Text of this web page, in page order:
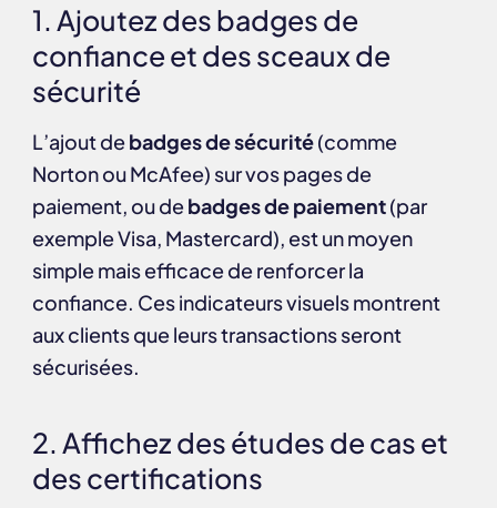
1. Ajoutez des badges de
confiance et des sceaux de
sécurité
L’ajout debadges de sécurité(comme
NortonouMcAfee) sur vos pages de
paiement, ou debadges de paiement(par
exempleVisa, Mastercard), est un moyen
simple mais efficace de renforcer la
confiance. Ces indicateurs visuels montrent
aux clients que leurs transactions seront
sécurisées.
2. Affichez des études de cas et
des certifications